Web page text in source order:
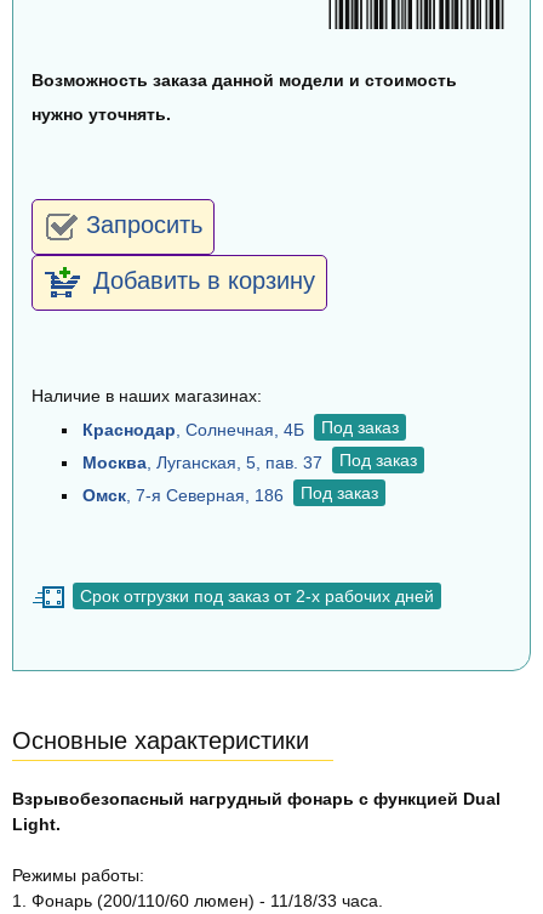
Возможность заказа данной модели и стоимость
нужно уточнять.
Запросить
Добавить в корзину
Наличие в наших магазинах:
Краснодар , Солнечная, 4Б
Под заказ
Москва , Луганская, 5, пав. 37
Под заказ
Омск , 7-я Северная, 186 Под заказ
Срок отгрузки под заказ от 2-х рабочих дней
Основные характеристики
Взрывобезопасный нагрудный фонарь с функцией Dual
Light.
Режимы работы:
1. Фонарь (200/110/60 люмен) - 11/18/33 часа.